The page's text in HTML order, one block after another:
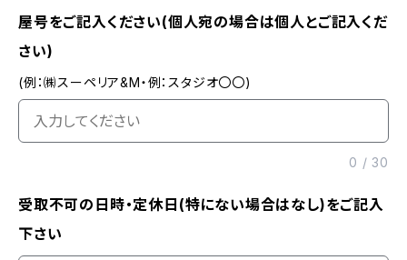
屋号をご記入ください(個人宛の場合は個人とご記入くだ
さい)
(例：㈱スーペリア&M・例：スタジオ〇〇)
0 /30
受取不可の日時・定休日(特にない場合はなし)をご記入
下さい